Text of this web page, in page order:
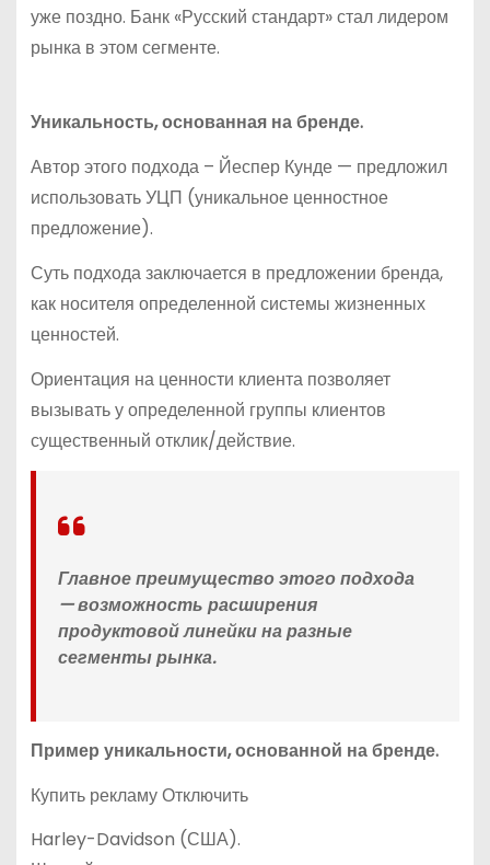
уже поздно. Банк «Русский стандарт» стал лидером
рынка в этом сегменте.
Уникальность, основанная на бренде.
Автор этого подхода – Йеспер Кунде — предложил
использовать УЦП (уникальное ценностное
предложение).
Суть подхода заключается в предложении бренда,
как носителя определенной системы жизненных
ценностей.
Ориентация на ценности клиента позволяет
вызывать у определенной группы клиентов
существенный отклик/действие.
Главное преимущество этого подхода
— возможность расширения
продуктовой линейки на разные
сегменты рынка.
Пример уникальности, основанной на бренде.
Купить рекламу Отключить
Harley-Davidson (США).